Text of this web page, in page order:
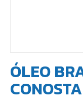
ÓLEO